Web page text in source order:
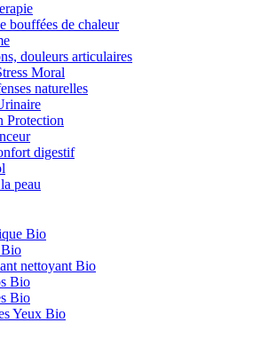
bouffées de chaleur
douleurs articulaires
Moral
naturelles
Protection
digestif
peau
Bio
nettoyant Bio
Bio
Bio
Yeux Bio